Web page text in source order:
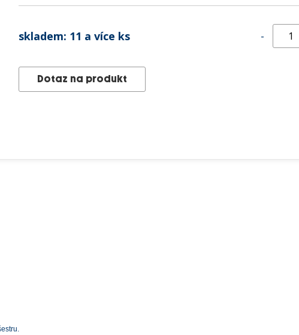
skladem: 11 a více ks -
Dotaz na produkt